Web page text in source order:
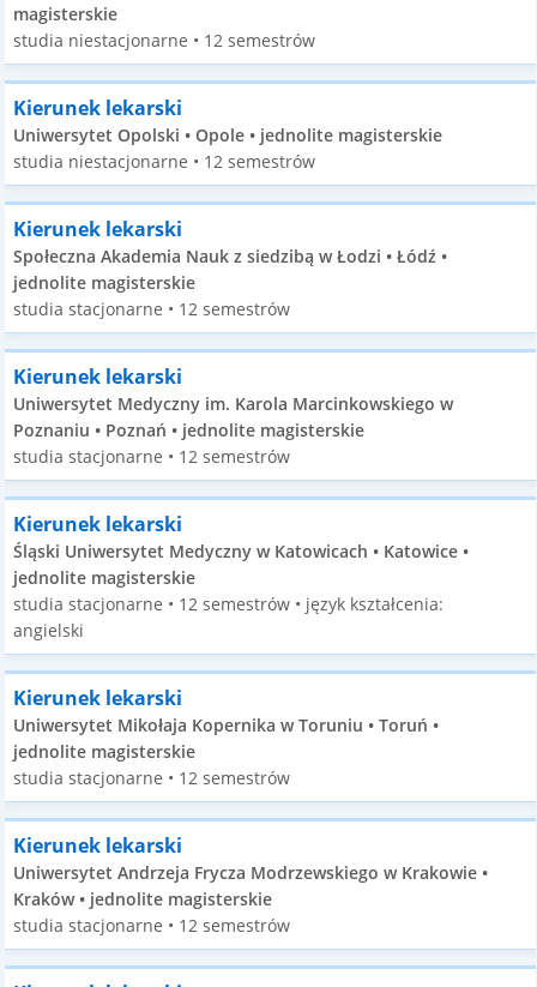
magisterskie
studia niestacjonarne • 12 semestrów
Kierunek lekarski
Uniwersytet Opolski • Opole • jednolite magisterskie
studia niestacjonarne • 12 semestrów
Kierunek lekarski
Społeczna Akademia Nauk z siedzibą w Łodzi • Łódź •
jednolite magisterskie
studia stacjonarne • 12 semestrów
Kierunek lekarski
Uniwersytet Medyczny im. Karola Marcinkowskiego w
Poznaniu • Poznań • jednolite magisterskie
studia stacjonarne • 12 semestrów
Kierunek lekarski
Śląski Uniwersytet Medyczny w Katowicach • Katowice •
jednolite magisterskie
studia stacjonarne • 12 semestrów • język kształcenia:
angielski
Kierunek lekarski
Uniwersytet Mikołaja Kopernika w Toruniu • Toruń •
jednolite magisterskie
studia stacjonarne • 12 semestrów
Kierunek lekarski
Uniwersytet Andrzeja Frycza Modrzewskiego w Krakowie •
Kraków • jednolite magisterskie
studia stacjonarne • 12 semestrów